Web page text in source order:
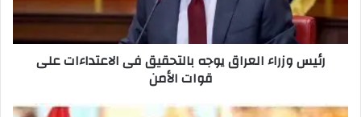
الاعتداءات
على
قوات
رئيس وزراء العراق يوجه بالتحقيق فى الاعتداءات على
قوات الأمن
الدراجي